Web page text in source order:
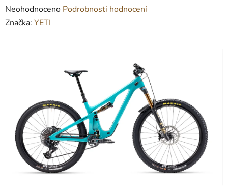
Průměrné
hodnocení
hvězdiček.
Neohodnoceno Podrobnosti hodnocení
Značka: YETI